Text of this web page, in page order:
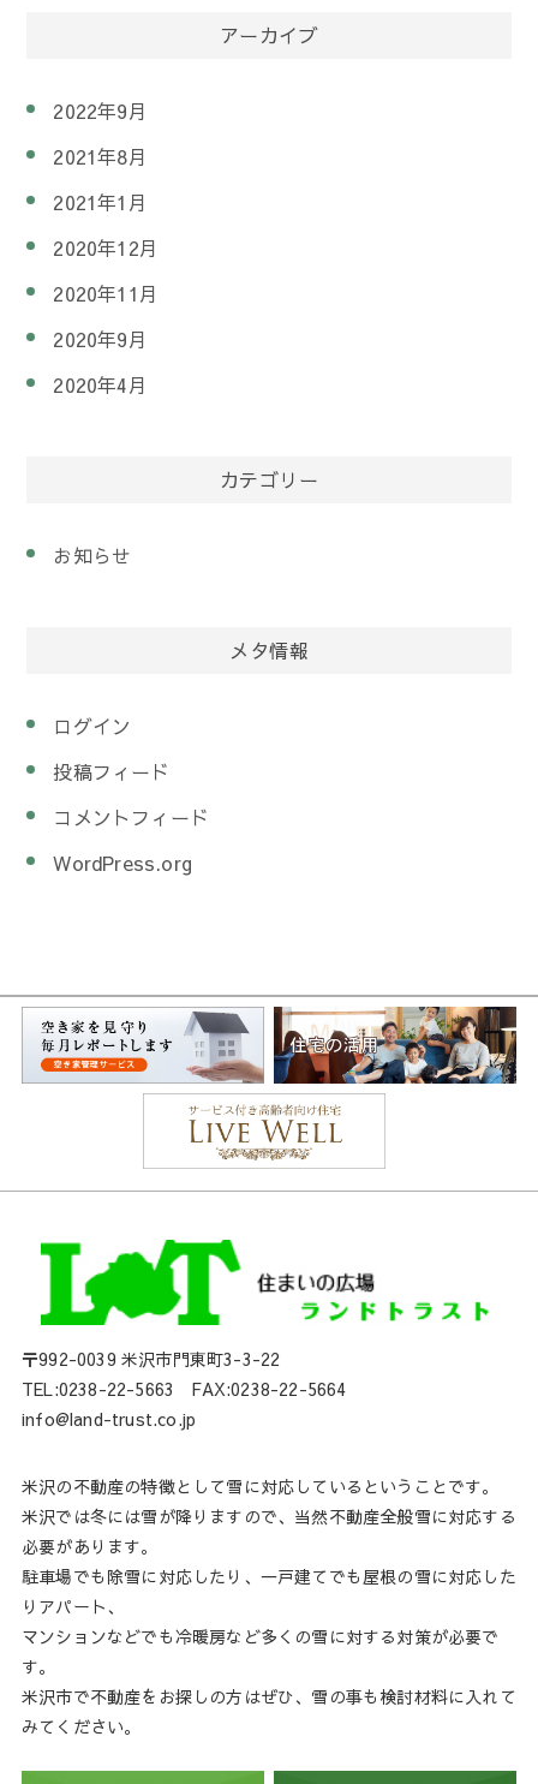
アーカイブ
2022年9月
2021年8月
2021年1月
2020年12月
2020年11月
2020年9月
2020年4月
カテゴリー
お知らせ
メタ情報
ログイン
投稿フィード
コメントフィード
WordPress.org
〒992-0039 米沢市門東町3-3-22
TEL:0238-22-5663 FAX:0238-22-5664
info@land-trust.co.jp
米沢の不動産の特徴として雪に対応しているということです。
米沢では冬には雪が降りますので、当然不動産全般雪に対応する
必要があります。
駐車場でも除雪に対応したり、一戸建てでも屋根の雪に対応した
りアパート、
マンションなどでも冷暖房など多くの雪に対する対策が必要で
す。
米沢市で不動産をお探しの方はぜひ、雪の事も検討材料に入れて
みてください。